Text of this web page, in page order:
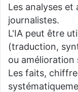
Les analyses
journalistes.
L'IA peut être
(traduction,
ou amélioration
Les faits,